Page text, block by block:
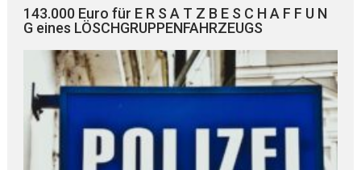
143.000 Euro für E R S A T Z B E S C H A F F U N
G eines LÖSCHGRUPPENFAHRZEUGS